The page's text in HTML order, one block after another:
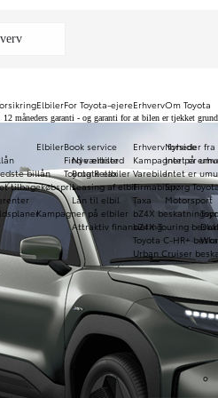
billån
tilbagekøbspris
Elbiler
Elbiler
Nye elbiler
Brugte elbiler
Leasing af elbil
Lån til elbil
Kampagner på elbiler
Attraktiv finansiering
For Toyota-ejere
Book service
Find værksted
Toyota Relax
Erhverv
Erhverv forside
Kampagner på
Varebiler
Firmabiler
Taxa
bZ4X
bZ4X Touring
Toyota C-HR+
Urban Cruiser
Om Toyota
Nyheder fra
Intet er
Intet er
Spørg
Motorsport
måneders garanti - og garanti for at bilen er tjekket